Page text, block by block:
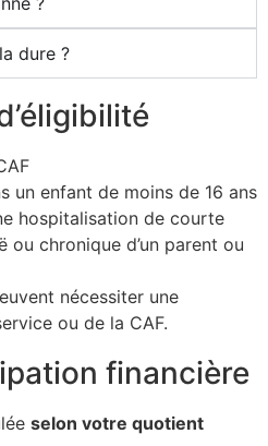
dure ?
un enfant de moins de 16 ans
hospitalisation de courte
ou chronique d’un parent ou
nécessiter une
ou de la CAF.
financière
selon votre quotient